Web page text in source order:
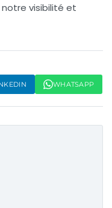
visibilité et
WHATSAPP